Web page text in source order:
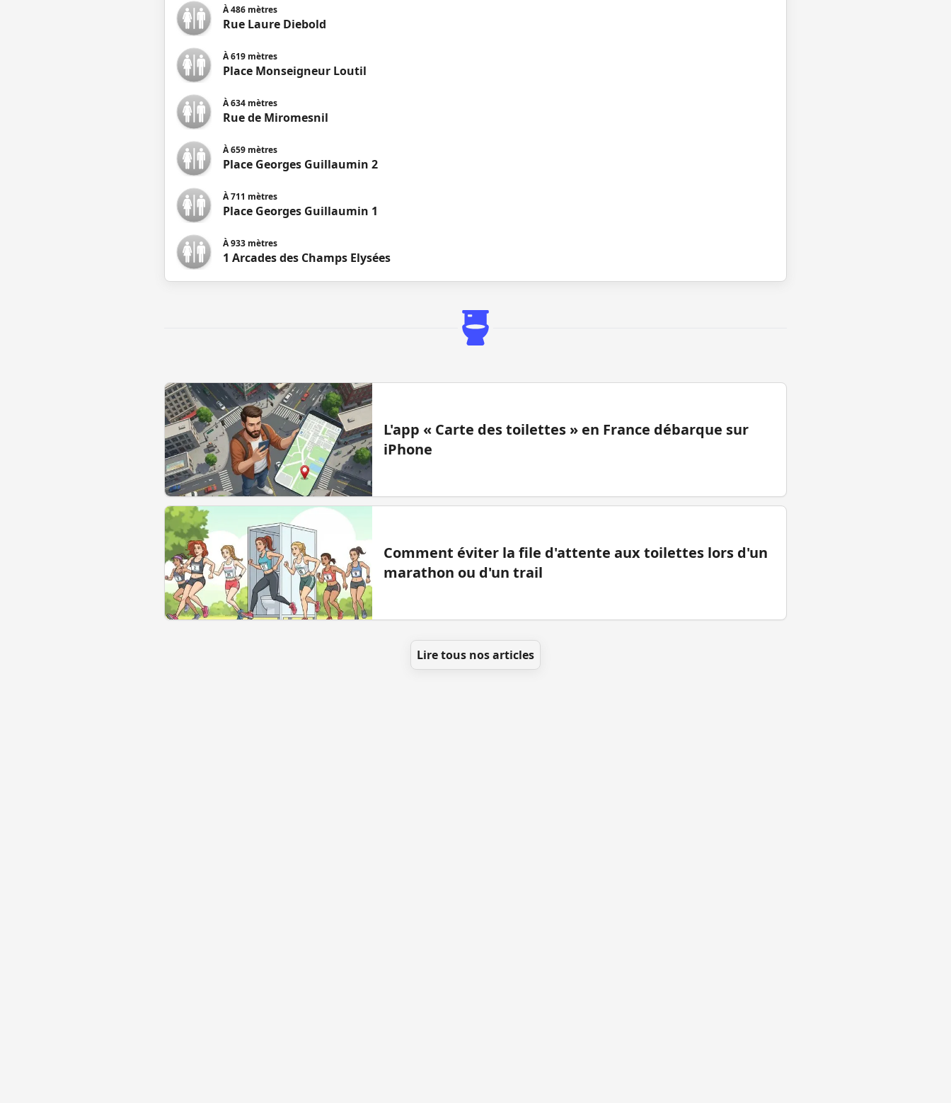
À486 mètres
Rue Laure Diebold
À619 mètres
Place Monseigneur Loutil
À634 mètres
Rue de Miromesnil
À659 mètres
Place Georges Guillaumin 2
À711 mètres
Place Georges Guillaumin 1
À933 mètres
1 Arcades des Champs Elysées
L'app « Carte des toilettes » en France débarque sur
iPhone
Comment éviter la file d'attente aux toilettes lors d'un
marathon ou d'un trail
Lire tous nos articles